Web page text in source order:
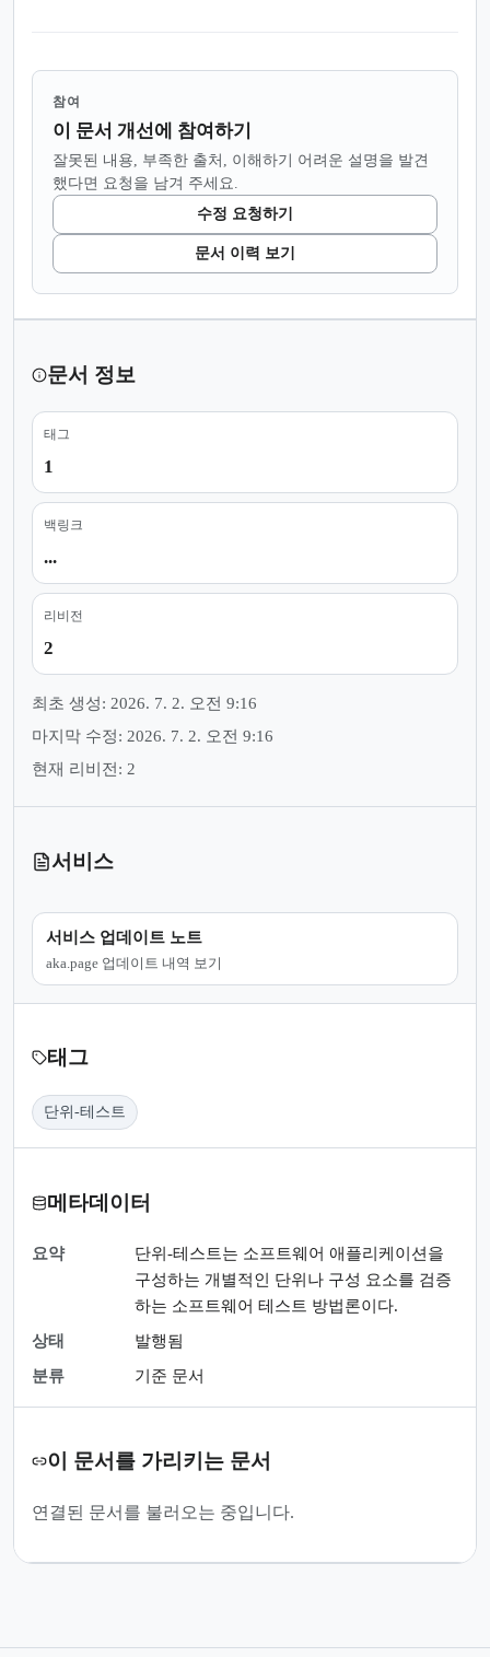
참여
이 문서 개선에 참여하기
잘못된 내용, 부족한 출처, 이해하기 어려운 설명을 발견
했다면 요청을 남겨 주세요.
수정 요청하기
문서 이력 보기
문서 정보
태그
1
백링크
...
리비전
2
최초 생성: 2026. 7. 2. 오전 9:16
마지막 수정: 2026. 7. 2. 오전 9:16
현재 리비전: 2
서비스
서비스 업데이트 노트
aka.page 업데이트 내역 보기
태그
단위-테스트
메타데이터
요약
단위-테스트는 소프트웨어 애플리케이션을
구성하는 개별적인 단위나 구성 요소를 검증
하는 소프트웨어 테스트 방법론이다.
상태
발행됨
분류
기준 문서
이 문서를 가리키는 문서
연결된 문서를 불러오는 중입니다.